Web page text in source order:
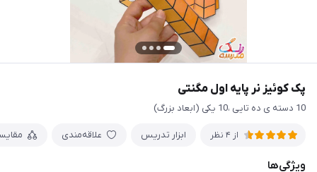
پک کوئیز نر پایه اول مگنتی
10 دسته ی ده تایی ،10 یکی (ابعاد بزرگ)
از 4 نظر ابزار تدریس علاقه‌مندی
ویژگی‌ها